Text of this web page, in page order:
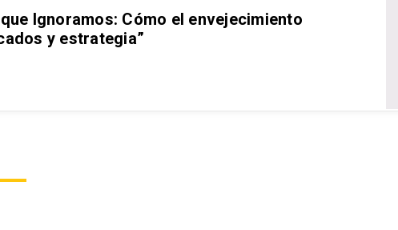
Ignoramos: Cómo el envejecimiento
y estrategia”